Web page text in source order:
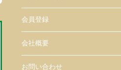
会員登録
会社概要
お問い合わせ